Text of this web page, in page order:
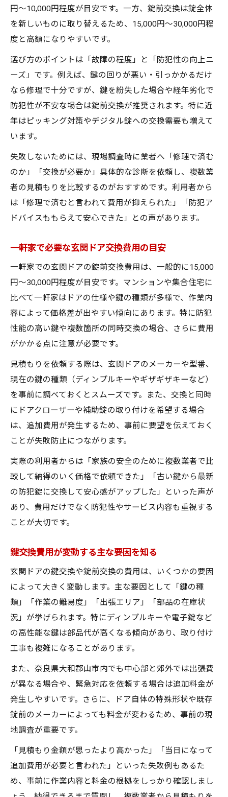
見積明細で比べたい総額費用の内訳
玄関ドア鍵交換の見積もり内訳を詳しく解
錠前交換費用に含まれる項目をチェック
鍵修理見積もりで注意すべきポイント
一軒家の交換見積もりで比較する大切さ
総額費用を抑えるための見積もり確認法
円〜10,000円程度が目安です。一方、錠前交換は錠全体
を新しいものに取り替えるため、15,000円〜30,000円程
度と高額になりやすいです。
選び方のポイントは「故障の程度」と「防犯性の向上ニ
ーズ」です。例えば、鍵の回りが悪い・引っかかるだけ
なら修理で十分ですが、鍵を紛失した場合や経年劣化で
防犯性が不安な場合は錠前交換が推奨されます。特に近
年はピッキング対策やデジタル錠への交換需要も増えて
います。
失敗しないためには、現場調査時に業者へ「修理で済む
のか」「交換が必要か」具体的な診断を依頼し、複数業
者の見積もりを比較するのがおすすめです。利用者から
は「修理で済むと言われて費用が抑えられた」「防犯ア
ドバイスももらえて安心できた」との声があります。
一軒家で必要な玄関ドア交換費用の目安
一軒家での玄関ドアの錠前交換費用は、一般的に15,000
円〜30,000円程度が目安です。マンションや集合住宅に
比べて一軒家はドアの仕様や鍵の種類が多様で、作業内
容によって価格差が出やすい傾向にあります。特に防犯
性能の高い鍵や複数箇所の同時交換の場合、さらに費用
がかかる点に注意が必要です。
見積もりを依頼する際は、玄関ドアのメーカーや型番、
現在の鍵の種類（ディンプルキーやギザギザキーなど）
を事前に調べておくとスムーズです。また、交換と同時
にドアクローザーや補助錠の取り付けを希望する場合
は、追加費用が発生するため、事前に要望を伝えておく
ことが失敗防止につながります。
実際の利用者からは「家族の安全のために複数業者で比
較して納得のいく価格で依頼できた」「古い鍵から最新
の防犯錠に交換して安心感がアップした」といった声が
あり、費用だけでなく防犯性やサービス内容も重視する
ことが大切です。
鍵交換費用が変動する主な要因を知る
玄関ドアの鍵交換や錠前交換の費用は、いくつかの要因
によって大きく変動します。主な要因として「鍵の種
類」「作業の難易度」「出張エリア」「部品の在庫状
況」が挙げられます。特にディンプルキーや電子錠など
の高性能な鍵は部品代が高くなる傾向があり、取り付け
工事も複雑になることがあります。
また、奈良県大和郡山市内でも中心部と郊外では出張費
が異なる場合や、緊急対応を依頼する場合は追加料金が
発生しやすいです。さらに、ドア自体の特殊形状や既存
錠前のメーカーによっても料金が変わるため、事前の現
地調査が重要です。
「見積もり金額が思ったより高かった」「当日になって
追加費用が必要と言われた」といった失敗例もあるた
め、事前に作業内容と料金の根拠をしっかり確認しまし